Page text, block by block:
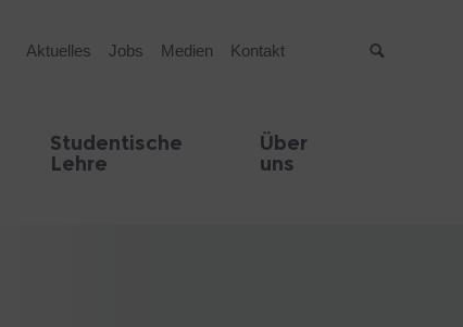
Aktuelles Jobs Medien Kontakt
Studentische
Lehre
Über
uns